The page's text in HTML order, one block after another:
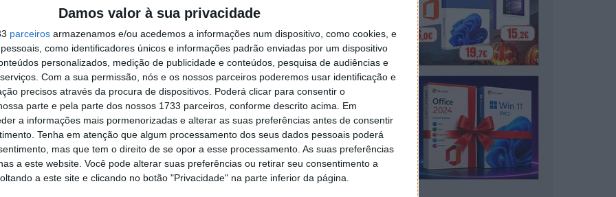
Damos valor à sua privacidade
parceiros armazenamos e/ou acedemos a informações num dispositivo, como cookies, e
como identificadores únicos e informações padrão enviadas por um dispositivo
personalizados, medição de publicidade e conteúdos, pesquisa de audiências e
Com a sua permissão, nós e os nossos parceiros poderemos usar identificação e
precisos através da procura de dispositivos. Poderá clicar para consentir o
parte e pela parte dos nossos 1733 parceiros, conforme descrito acima. Em
a informações mais pormenorizadas e alterar as suas preferências antes de consentir
Tenha em atenção que algum processamento dos seus dados pessoais poderá
mas que tem o direito de se opor a esse processamento. As suas preferências
a este website. Você pode alterar suas preferências ou retirar seu consentimento a
a este site e clicando no botão "Privacidade" na parte inferior da página.
ao teu Firefox e nas ferramentas ou tools escolhes ‘Opções’ ou
e logo perto do fim encontras um local para colocares um visto
é o browser predefinido.
mail algum.